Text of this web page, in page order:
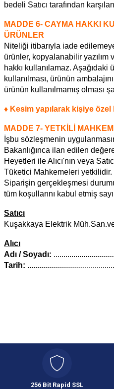
bedeli Satıcı tarafından
MADDE 6- CAYMA HAKKI
ÜRÜNLER
Niteliği itibarıyla iade
ürünler, kopyalanabilir yazılım
hakkı kullanılamaz. Aşağıdaki
kullanılması, ürünün
ürünün kullanılmamış olması
♦ Kesim yapılarak kişiye
MADDE 7- YETKİLİ
İşbu sözleşmenin
Bakanlığınca ilan edilen
Heyetleri ile Alıcı'nın veya
Tüketici Mahkemeleri yetkilidir.
Siparişin gerçekleşmesi
tüm koşullarını kabul etmiş
Satıcı
Kuşakkaya Elektrik
Alıcı
Adı / Soyadı:
Tarih:
256 Bit Rapid SSL